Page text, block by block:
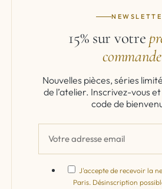
15% sur votre
commande
Nouvelles pièces, séries
de l’atelier. Inscrivez-vous
code de
J'accepte de recevoir la
Paris. Désinscription